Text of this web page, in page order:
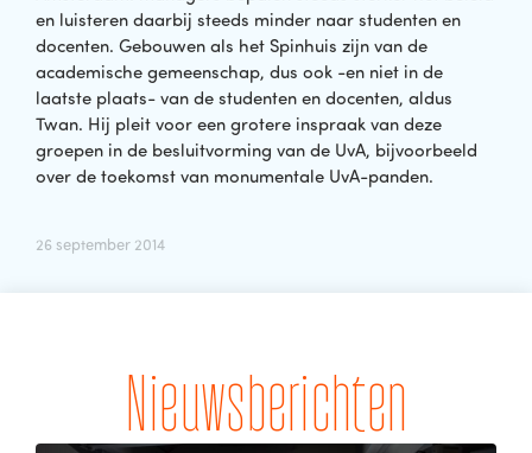
en luisteren daarbij steeds minder naar studenten en
docenten. Gebouwen als het Spinhuis zijn van de
academische gemeenschap, dus ook -en niet in de
laatste plaats- van de studenten en docenten, aldus
Twan. Hij pleit voor een grotere inspraak van deze
groepen in de besluitvorming van de UvA, bijvoorbeeld
over de toekomst van monumentale UvA-panden.
26 september 2014
Nieuwsberichten